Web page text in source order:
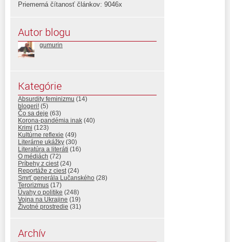
Priemerná čítanosť článkov: 9046x
Autor blogu
gumurin
Kategórie
Absurdity feminizmu (14)
blogeri! (5)
Čo sa deje (63)
Korona-pandémia inak (40)
Krimi (123)
Kultúrne reflexie (49)
Literárne ukážky (30)
Literatúra a literáti (16)
O médiách (72)
Príbehy z ciest(24)
Reportáže z ciest(24)
Smrť generála Lučanského (28)
Terorizmus (17)
Úvahy o politike (248)
Vojna na Ukrajine (19)
Životné prostredie (31)
Archív